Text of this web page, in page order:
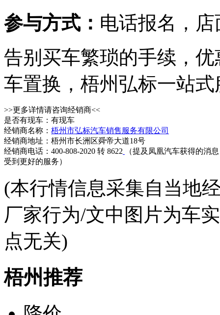
参与方式： 电话报名，
告别买车繁琐的手续，
车置换，梧州弘标一站
>>更多详情请咨询经销商<<
是否有现车：有现车
经销商名称： 梧州市弘标汽车销售服务有限公司
经销商地址：梧州市长洲区舜帝大道18号
经销商电话：400-808-2020 转 8622
（提及凤凰汽车获得的消
受到更好的服务）
(本行情信息采集自当地
厂家行为/文中图片为车
点无关)
梧州推荐